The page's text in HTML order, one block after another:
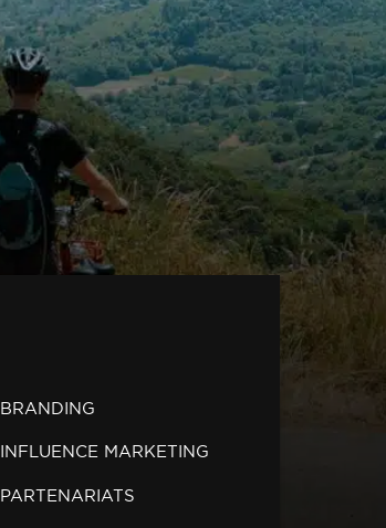
BRANDING
INFLUENCE MARKETING
PARTENARIATS